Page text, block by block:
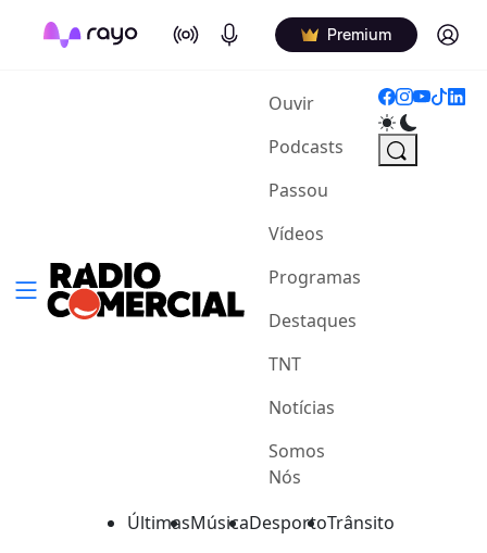
On Air Podcasts Premium Log in
Ouvir(current)
Podcasts
Passou
Vídeos
Programas
Destaques
TNT
Notícias
Somos
Nós
ÚltimasMúsicaDesportoTrânsito